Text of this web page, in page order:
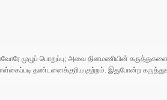
முழுப் பொறுப்பு; அவை தினமணியின்
தண்டனைக்குரிய குற்றம். இதுபோன்ற